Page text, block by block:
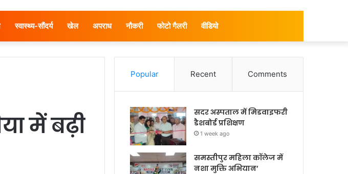
स्वास्थ्य-सौंदर्य खेल अपराध नौकरी फोटो गैलरी वीडियो
में बढ़ी
Popular Recent Comments
सदर अस्पताल में मिडवाइफरी
डैशबोर्ड प्रशिक्षण
1 week ago
समस्तीपुर महिला कॉलेज में
नशा मुक्ति अभियान’